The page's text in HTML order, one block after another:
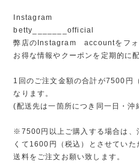
Instagram
betty_______official
弊店のInstagram accountをフォ
お得な情報やクーポンを定期的に
1回のご注文金額の合計が7500円
なります。
(配送先は一箇所につき同一日・沖
※7500円以上ご購入する場合は、
くて1600円（税込）とさせてい
送料をご注文お願い致します。